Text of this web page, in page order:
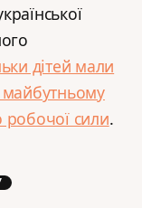
дітей мали
робочої сили.